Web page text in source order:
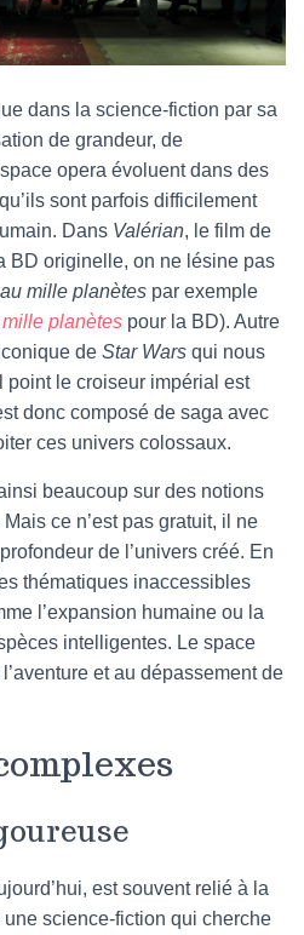
dans la science-fiction par sa
de grandeur, de
opera évoluent dans des
sont parfois difficilement
Dans Valérian, le film de
BD originelle, on ne lésine pas
mille planètes par exemple
mille planètes pour la BD). Autre
de Star Wars qui nous
point le croiseur impérial est
donc composé de saga avec
ces univers colossaux.
beaucoup sur des notions
ce n’est pas gratuit, il ne
de l’univers créé. En
thématiques inaccessibles
l’expansion humaine ou la
intelligentes. Le space
et au dépassement de
est souvent relié à la
science-fiction qui cherche